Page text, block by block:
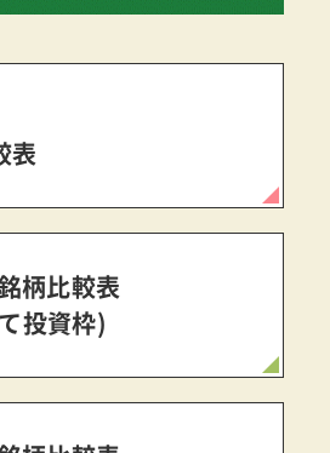
表
柄比較表
投資枠)